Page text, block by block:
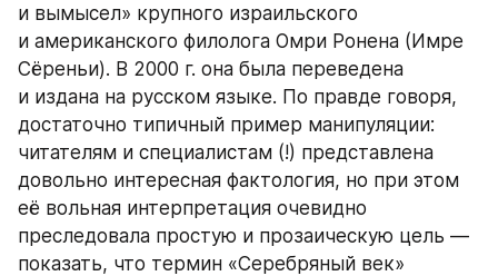
и вымысел» крупного израильского
и американского филолога Омри Ронена (Имре
Сёреньи). В 2000 г. она была переведена
и издана на русском языке. По правде говоря,
достаточно типичный пример манипуляции:
читателям и специалистам (!) представлена
довольно интересная фактология, но при этом
её вольная интерпретация очевидно
преследовала простую и прозаическую цель —
показать, что термин «Серебряный век»